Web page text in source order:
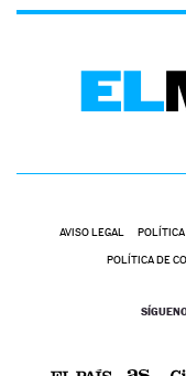
AVISO LEGAL POLÍTICA
POLÍTICA DE